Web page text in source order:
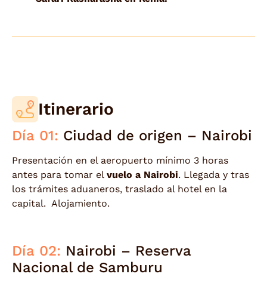
Itinerario
Día 01: Ciudad de origen – Nairobi
Presentación en el aeropuerto mínimo 3 horas
antes para tomar el vuelo a Nairobi. Llegada y tras
los trámites aduaneros, traslado al hotel en la
capital. Alojamiento.
Día 02: Nairobi – Reserva
Nacional de Samburu